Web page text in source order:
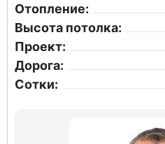
Отопление:
Высота потолка:
Проект:
Дорога:
Сотки: